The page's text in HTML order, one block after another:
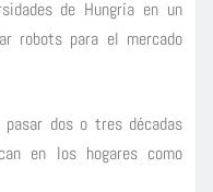
de Hungría en un
robots para el mercado
pasar dos o tres décadas
en los hogares como